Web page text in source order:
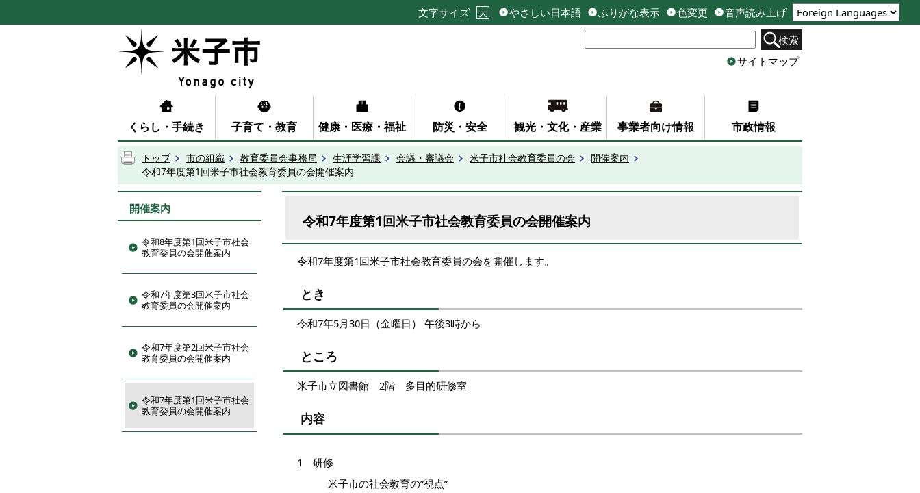
文字サイズ 大 やさしい日本語 ふりがな表示 色変更
音声読み上げ
検索
サイトマップ
くらし・手続き 子育て・教育 健康・医療・福祉 防災・安全 観光・文化・産業 事業者向け情報 市政情報
トップ 市の組織 教育委員会事務局 生涯学習課 会議・審議会 米子市社会教育委員の会
開催案内
令和7年度第1回米子市社会教育委員の会開催案内
開催案内
令和8年度第1回米子市社会
教育委員の会開催案内
令和7年度第3回米子市社会
教育委員の会開催案内
令和7年度第2回米子市社会
教育委員の会開催案内
令和7年度第1回米子市社会
教育委員の会開催案内
令和7年度第1回米子市社会教育委員の会開催案内
令和7年度第1回米子市社会教育委員の会を開催します。
とき
令和7年5月30日（金曜日） 午後3時から
ところ
米子市立図書館 2階 多目的研修室
内容
1 研修
米子市の社会教育の”視点”